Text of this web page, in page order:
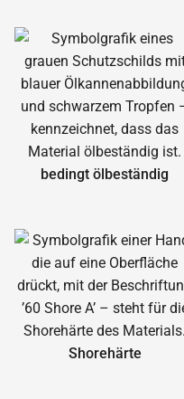
bedingt ölbeständig
Shorehärte